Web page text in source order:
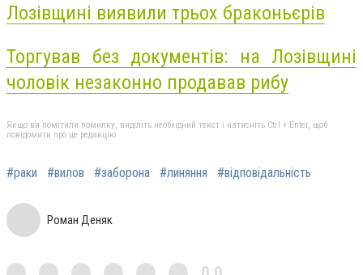
Лозівщині виявили трьох браконьєрів
Торгував без документів: на Лозівщині
чоловік незаконно продавав рибу
Якщо ви помітили помилку, виділіть необхідний текст і натисніть Ctrl + Enter, щоб
повідомити про це редакцію
#раки #вилов #заборона #линяння #відповідальність
Роман Деняк